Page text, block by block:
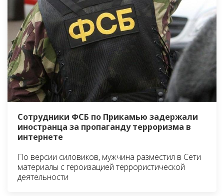
Сотрудники ФСБ по Прикамью задержали
иностранца за пропаганду терроризма в
интернете
По версии силовиков, мужчина разместил в Сети
материалы с героизацией террористической
деятельности